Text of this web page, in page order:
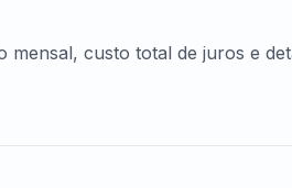
custo total de juros e